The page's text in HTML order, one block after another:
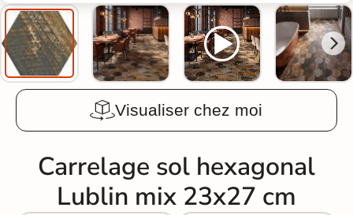
Visualiser chez moi
Carrelage sol hexagonal
Lublin mix 23x27 cm